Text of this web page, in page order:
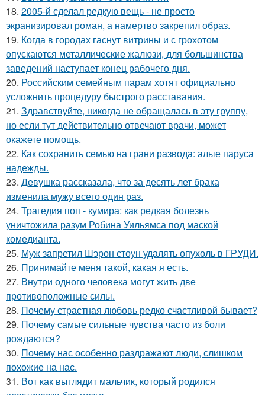
18. 2005-й сделал редкую вещь - не просто
экранизировал роман, а намертво закрепил образ.
19. Когда в городах гаснут витрины и с грохотом
опускаются металлические жалюзи, для большинства
заведений наступает конец рабочего дня.
20. Российским семейным парам хотят официально
усложнить процедуру быстрого расставания.
21. Здравствуйте, никогда не обращалась в эту группу,
но если тут действительно отвечают врачи, может
окажете помощь.
22. Как сохранить семью на грани развода: алые паруса
надежды.
23. Девушка рассказала, что за десять лет брака
изменила мужу всего один раз.
24. Трагедия поп - кумира: как редкая болезнь
уничтожила разум Робина Уильямса под маской
комедианта.
25. Муж запретил Шэрон стоун удалять опухоль в ГРУДИ.
26. Принимайте меня такой, какая я есть.
27. Внутри одного человека могут жить две
противоположные силы.
28. Почему страстная любовь редко счастливой бывает?
29. Почему самые сильные чувства часто из боли
рождаются?
30. Почему нас особенно раздражают люди, слишком
похожие на нас.
31. Вот как выглядит мальчик, который родился